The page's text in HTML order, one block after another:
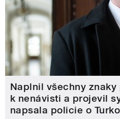
Naplnil všechny
k nenávisti a projevil
napsala policie o